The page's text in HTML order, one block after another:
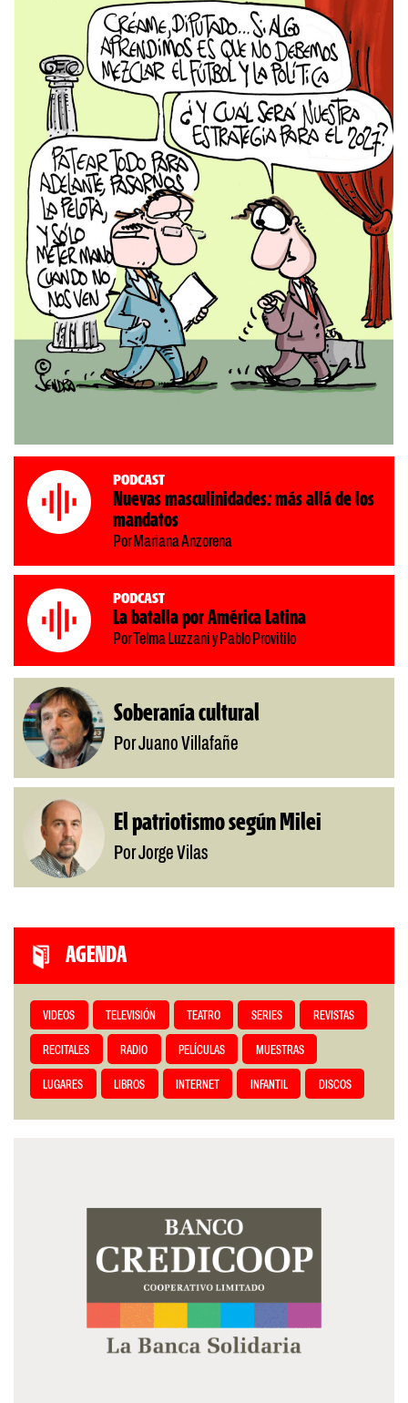
Podcast
Nuevas masculinidades: más allá de los
mandatos
Por Mariana Anzorena
Podcast
La batalla por América Latina
Por Telma Luzzani y Pablo Provitilo
Soberanía cultural
Por Juano Villafañe
El patriotismo según Milei
Por Jorge Vilas
AGENDA
VIDEOS TELEVISIÓN TEATRO SERIES REVISTAS
RECITALES RADIO PELÍCULAS MUESTRAS
LUGARES LIBROS INTERNET INFANTIL DISCOS